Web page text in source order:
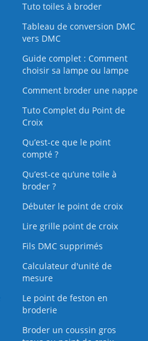
Tuto toiles à broder
Tableau de conversion DMC
vers DMC
Guide complet : Comment
choisir sa lampe ou lampe
Comment broder une nappe
Tuto Complet du Point de
Croix
Qu’est-ce que le point
compté ?
Qu’est‑ce qu’une toile à
broder ?
Débuter le point de croix
Lire grille point de croix
Fils DMC supprimés
Calculateur d'unité de
mesure
Le point de feston en
broderie
Broder un coussin gros